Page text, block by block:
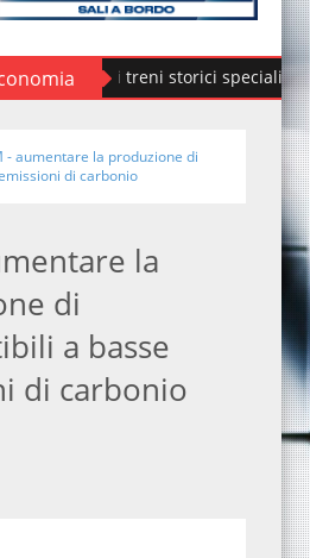
nuovi treni storici speciali
- aumentare la produzione di
di carbonio
la
di
a basse
di carbonio